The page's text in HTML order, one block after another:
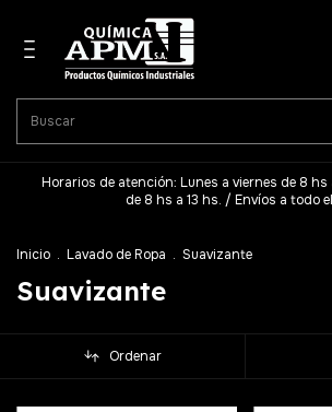
Horarios de atención: Lunes a viernes de 8 hs
de 8 hs a 13 hs. / Envíos a todo
Inicio . Lavado de Ropa . Suavizante
Suavizante
Ordenar